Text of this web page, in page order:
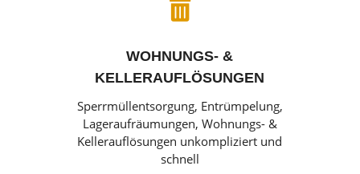

WOHNUNGS- &
KELLERAUFLÖSUNGEN
Sperrmüllentsorgung, Entrümpelung,
Lageraufräumungen, Wohnungs- &
Kellerauflösungen unkompliziert und
schnell